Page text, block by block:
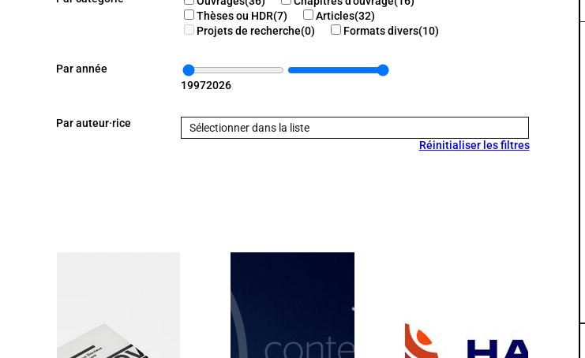
Thèses ou HDR(7) Articles(32)
Projets de recherche(0) Formats divers(10)
Par année
19972026
Par auteur·rice
Sélectionner dans la liste
Réinitialiser les filtres